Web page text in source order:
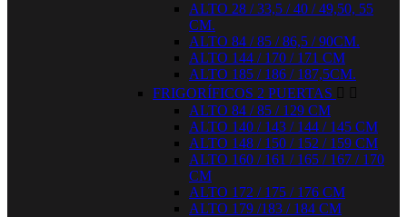
ALTO 28 / 33,5 / 40 / 49,50, 55
CM.
ALTO 84 / 85 / 86,5 / 90CM.
ALTO 144 / 170 / 171 CM
ALTO 185 / 186 / 187,5CM.
FRIGORÍFICOS 2 PUERTAS  
ALTO 84 / 85 / 129 CM
ALTO 140 / 143 / 144 / 145 CM
ALTO 148 / 150 / 152 / 159 CM
ALTO 160 / 161 / 165 / 167 / 170
CM
ALTO 172 / 175 / 176 CM
ALTO 179 /183 / 184 CM